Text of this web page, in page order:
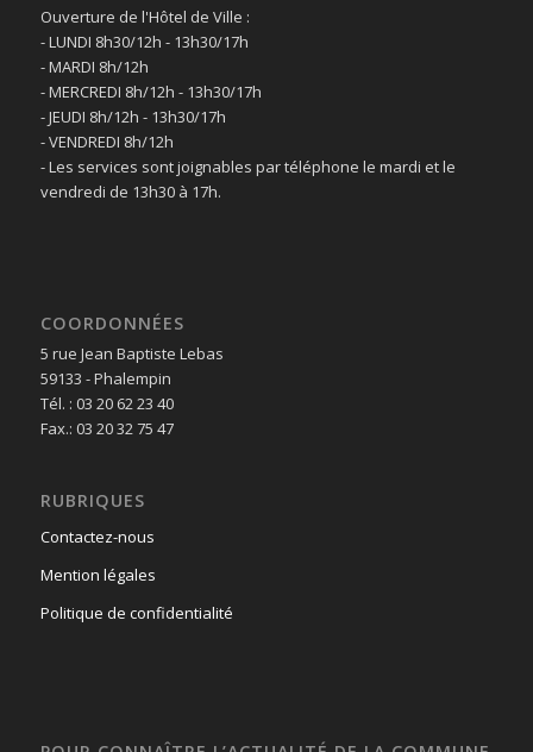
Ouverture de l'Hôtel de Ville :
- LUNDI 8h30/12h - 13h30/17h
- MARDI 8h/12h
- MERCREDI 8h/12h - 13h30/17h
- JEUDI 8h/12h - 13h30/17h
- VENDREDI 8h/12h
- Les services sont joignables par téléphone le mardi et le
vendredi de 13h30 à 17h.
COORDONNÉES
5 rue Jean Baptiste Lebas
59133 - Phalempin
Tél. : 03 20 62 23 40
Fax.: 03 20 32 75 47
RUBRIQUES
Contactez-nous
Mention légales
Politique de confidentialité